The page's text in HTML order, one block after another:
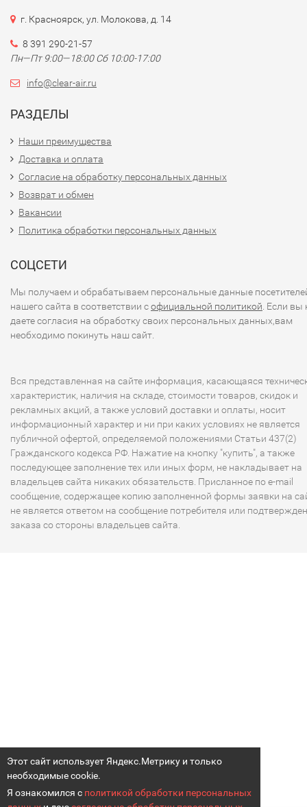
Этот сайт использует Яндекс.Метрику и только
необходимые cookie.
Я ознакомился с политикой обработки персональных
г. Красноярск, ул. Молокова, д. 14
8 391 290-21-57
Пн—Пт 9:00—18:00 Сб 10:00-17:00
info@clear-air.ru
РАЗДЕЛЫ
Наши преимущества
Доставка и оплата
Согласие на обработку персональных данных
Возврат и обмен
Вакансии
Политика обработки персональных данных
СОЦСЕТИ
Мы получаем и обрабатываем персональные данные
нашего сайта в соответствии софициальной политикой . Если вы
даете согласия на обработку своих персональных данных,вам
необходимо покинуть наш сайт.
Вся представленная на сайте информация, касающаяся
характеристик, наличия на складе, стоимости товаров, скидок и
рекламных акций, а также условий доставки и оплаты, носит
информационный характер и ни при каких условиях не является
публичной офертой, определяемой положениями Статьи 437(2)
Гражданского кодекса РФ. Нажатие на кнопку "купить", а также
последующее заполнение тех или иных форм, не накладывает на
владельцев сайта никаких обязательств. Присланное по e-mail
сообщение, содержащее копию заполненной формы заявки на
не является ответом на сообщение потребителя или
заказа со стороны владельцев сайта.